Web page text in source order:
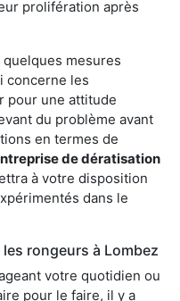
prolifération après
mesures
concerne les
pour une attitude
du problème avant
en termes de
de dératisation
à votre disposition
dans le
rongeurs à Lombez
votre quotidien ou
pour le faire, il y a